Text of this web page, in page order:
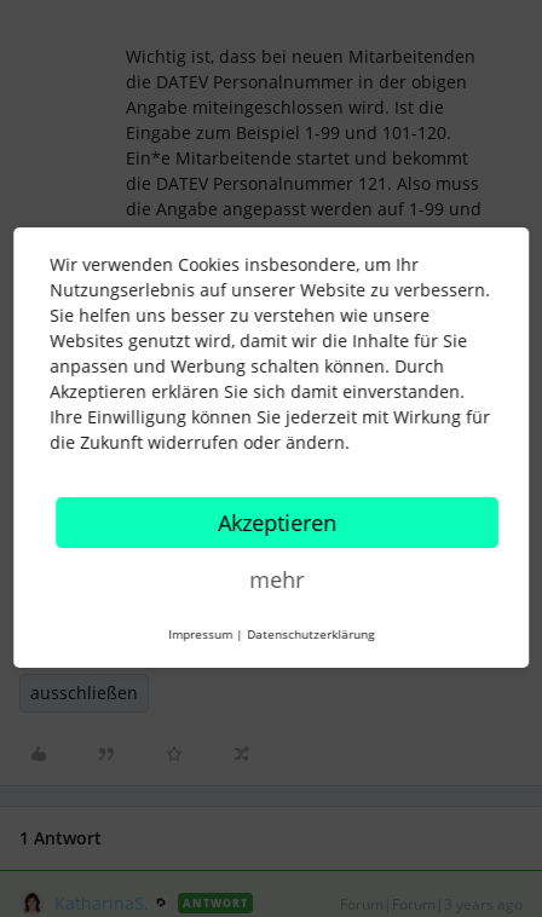
Wichtig ist, dass bei neuen Mitarbeitenden
die DATEV Personalnummer in der obigen
Angabe miteingeschlossen wird. Ist die
Eingabe zum Beispiel 1-99 und 101-120.
Ein*e Mitarbeitende startet und bekommt
die DATEV Personalnummer 121. Also muss
die Angabe angepasst werden auf 1-99 und
101-121.
Für Fragen zur konkreten Umsetzung in
DATEV, wendet sich Euer DATEV-
Administrator am besten an den DATEV-
Support.
Beste Grüße
Katharina
Lohnauswertungsdatenservice ausnahme
ausschließen
1 Antwort
KatharinaS. ANTWORT
Wir verwenden Cookies insbesondere, um Ihr
Nutzungserlebnis auf unserer Website zu verbessern.
Sie helfen uns besser zu verstehen wie unsere
Websites genutzt wird, damit wir die Inhalte für Sie
anpassen und Werbung schalten können. Durch
Akzeptieren erklären Sie sich damit einverstanden.
Ihre Einwilligung können Sie jederzeit mit Wirkung für
die Zukunft widerrufen oder ändern.
Akzeptieren
mehr
Impressum | Datenschutzerklärung